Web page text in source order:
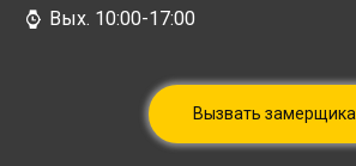
Вых. 10:00-17:00
Вызвать замерщика